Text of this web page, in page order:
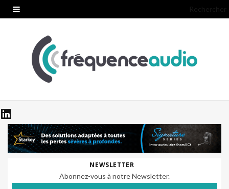
NEWSLETTER
Abonnez-vous à notre Newsletter.